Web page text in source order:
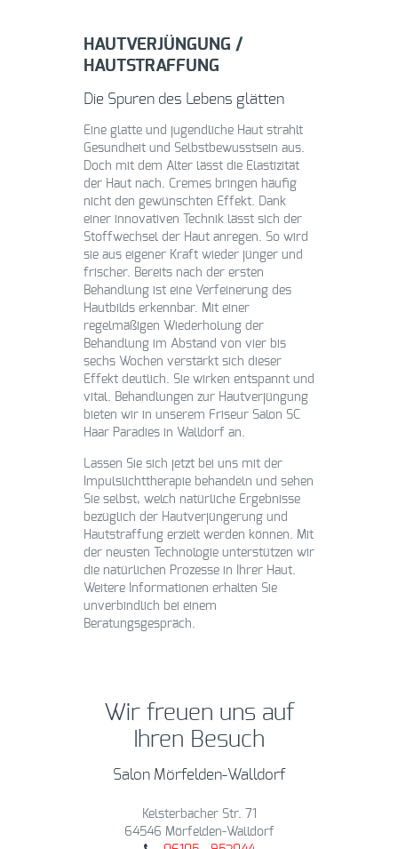
HAUTVERJÜNGUNG /
HAUTSTRAFFUNG
Die Spuren des Lebens glätten
Eine glatte und jugendliche Haut strahlt
Gesundheit und Selbstbewusstsein aus.
Doch mit dem Alter lässt die Elastizität
der Haut nach. Cremes bringen häufig
nicht den gewünschten Effekt. Dank
einer innovativen Technik lässt sich der
Stoffwechsel der Haut anregen. So wird
sie aus eigener Kraft wieder jünger und
frischer. Bereits nach der ersten
Behandlung ist eine Verfeinerung des
Hautbilds erkennbar. Mit einer
regelmäßigen Wiederholung der
Behandlung im Abstand von vier bis
sechs Wochen verstärkt sich dieser
Effekt deutlich. Sie wirken entspannt und
vital. Behandlungen zur Hautverjüngung
bieten wir in unserem Friseur Salon SC
Haar Paradies in Walldorf an.
Lassen Sie sich jetzt bei uns mit der
Impulslichttherapie behandeln und sehen
Sie selbst, welch natürliche Ergebnisse
bezüglich der Hautverjüngerung und
Hautstraffung erzielt werden können. Mit
der neusten Technologie unterstützen wir
die natürlichen Prozesse in Ihrer Haut.
Weitere Informationen erhalten Sie
unverbindlich bei einem
Beratungsgespräch.
Wir freuen uns auf
Ihren Besuch
Salon Mörfelden-Walldorf
Kelsterbacher Str. 71
64546 Mörfelden-Walldorf